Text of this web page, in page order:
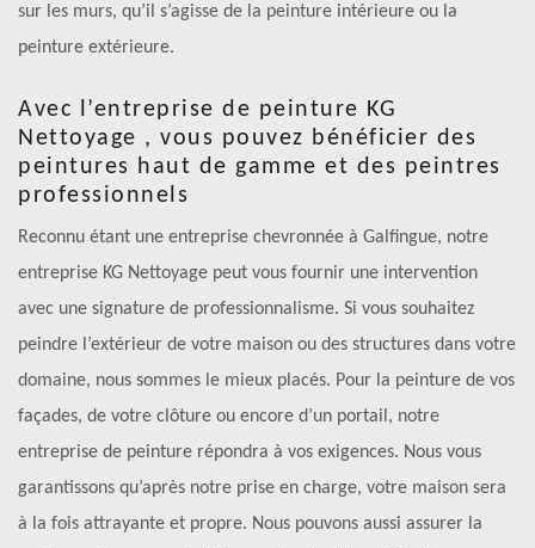
sur les murs, qu’il s’agisse de la peinture intérieure ou la
peinture extérieure.
Avec l’entreprise de peinture KG
Nettoyage , vous pouvez bénéficier des
peintures haut de gamme et des peintres
professionnels
Reconnu étant une entreprise chevronnée à Galfingue, notre
entreprise KG Nettoyage peut vous fournir une intervention
avec une signature de professionnalisme. Si vous souhaitez
peindre l’extérieur de votre maison ou des structures dans votre
domaine, nous sommes le mieux placés. Pour la peinture de vos
façades, de votre clôture ou encore d’un portail, notre
entreprise de peinture répondra à vos exigences. Nous vous
garantissons qu’après notre prise en charge, votre maison sera
à la fois attrayante et propre. Nous pouvons aussi assurer la